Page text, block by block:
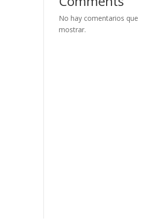
No hay comentarios que
mostrar.